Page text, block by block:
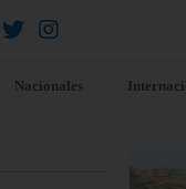
Nacionales